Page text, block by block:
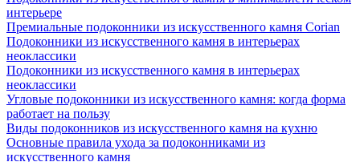
интерьере
Премиальные подоконники из искусственного камня Corian
Подоконники из искусственного камня в интерьерах
неоклассики
Подоконники из искусственного камня в интерьерах
неоклассики
Угловые подоконники из искусственного камня: когда форма
работает на пользу
Виды подоконников из искусственного камня на кухню
Основные правила ухода за подоконниками из
искусственного камня